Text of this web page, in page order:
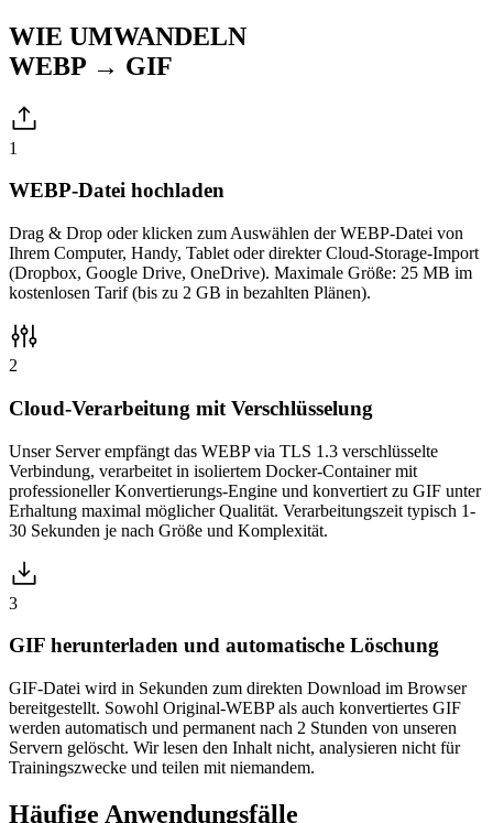
WIE UMWANDELN
WEBP → GIF
1
WEBP-Datei hochladen
Drag & Drop oder klicken zum Auswählen der WEBP-Datei von
Ihrem Computer, Handy, Tablet oder direkter Cloud-Storage-Import
(Dropbox, Google Drive, OneDrive). Maximale Größe: 25 MB im
kostenlosen Tarif (bis zu 2 GB in bezahlten Plänen).
2
Cloud-Verarbeitung mit Verschlüsselung
Unser Server empfängt das WEBP via TLS 1.3 verschlüsselte
Verbindung, verarbeitet in isoliertem Docker-Container mit
professioneller Konvertierungs-Engine und konvertiert zu GIF unter
Erhaltung maximal möglicher Qualität. Verarbeitungszeit typisch 1-
30 Sekunden je nach Größe und Komplexität.
3
GIF herunterladen und automatische Löschung
GIF-Datei wird in Sekunden zum direkten Download im Browser
bereitgestellt. Sowohl Original-WEBP als auch konvertiertes GIF
werden automatisch und permanent nach 2 Stunden von unseren
Servern gelöscht. Wir lesen den Inhalt nicht, analysieren nicht für
Trainingszwecke und teilen mit niemandem.
Häufige Anwendungsfälle